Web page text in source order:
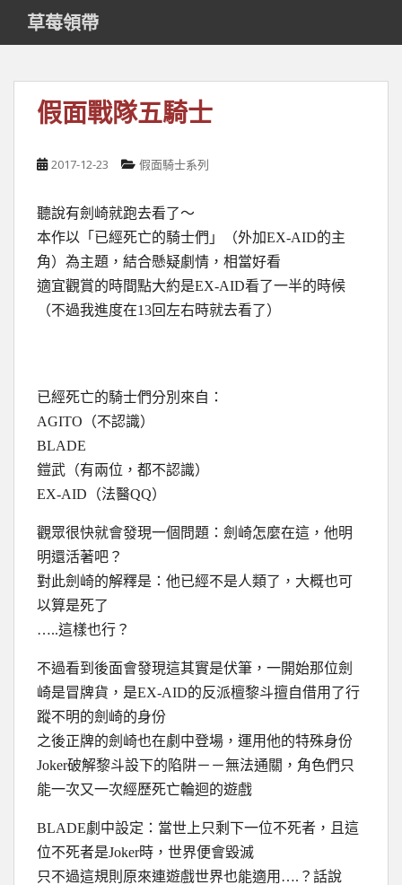
i
草莓領帶
假面戰隊五騎士
2017-12-23 假面騎士系列
聽說有劍崎就跑去看了～
本作以「已經死亡的騎士們」（外加EX-AID的主
角）為主題，結合懸疑劇情，相當好看
適宜觀賞的時間點大約是EX-AID看了一半的時候
（不過我進度在13回左右時就去看了）
已經死亡的騎士們分別來自：
AGITO（不認識）
BLADE
鎧武（有兩位，都不認識）
EX-AID（法醫QQ）
觀眾很快就會發現一個問題：劍崎怎麼在這，他明
明還活著吧？
對此劍崎的解釋是：他已經不是人類了，大概也可
以算是死了
…..這樣也行？
不過看到後面會發現這其實是伏筆，一開始那位劍
崎是冒牌貨，是EX-AID的反派檀黎斗擅自借用了行
蹤不明的劍崎的身份
之後正牌的劍崎也在劇中登場，運用他的特殊身份
Joker破解黎斗設下的陷阱－－無法通關，角色們只
能一次又一次經歷死亡輪迴的遊戲
BLADE劇中設定：當世上只剩下一位不死者，且這
位不死者是Joker時，世界便會毀滅
只不過這規則原來連遊戲世界也能適用….？話說